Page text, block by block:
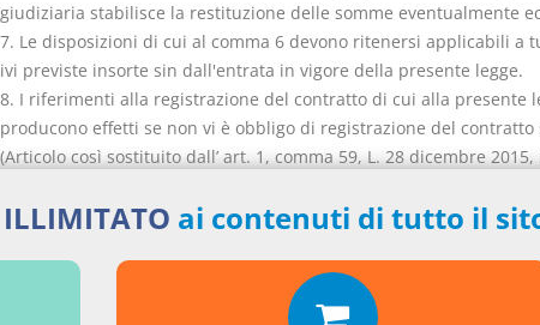
giudiziaria stabilisce la restituzione delle somme eventualmente
7. Le disposizioni di cui al comma 6 devono ritenersi applicabili a
ivi previste insorte sin dall'entrata in vigore della presente legge.
8. I riferimenti alla registrazione del contratto di cui alla presente
producono effetti se non vi è obbligo di registrazione del contratto
(Articolo così sostituito dall’ art. 1, comma 59, L. 28 dicembre 2015,
ILLIMITATO ai contenuti di tutto il